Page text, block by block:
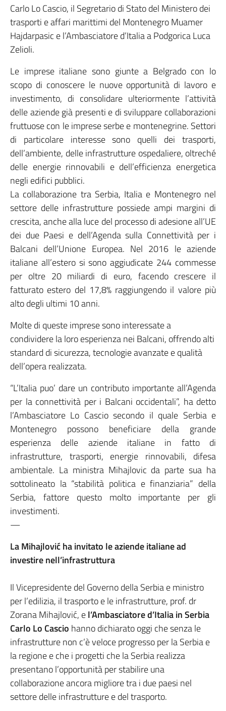
Carlo Lo Cascio, il Segretario di Stato del Ministero dei
trasporti e affari marittimi del Montenegro Muamer
Hajdarpasic e l’Ambasciatore d’Italia a Podgorica Luca
Zelioli.
Le imprese italiane sono giunte a Belgrado con lo
scopo di conoscere le nuove opportunità di lavoro e
investimento, di consolidare ulteriormente l’attività
delle aziende già presenti e di sviluppare collaborazioni
fruttuose con le imprese serbe e montenegrine. Settori
di particolare interesse sono quelli dei trasporti,
dell’ambiente, delle infrastrutture ospedaliere, oltreché
delle energie rinnovabili e dell’efficienza energetica
negli edifici pubblici.
La collaborazione tra Serbia, Italia e Montenegro nel
settore delle infrastrutture possiede ampi margini di
crescita, anche alla luce del processo di adesione all’UE
dei due Paesi e dell’Agenda sulla Connettività per i
Balcani dell’Unione Europea. Nel 2016 le aziende
italiane all’estero si sono aggiudicate 244 commesse
per oltre 20 miliardi di euro, facendo crescere il
fatturato estero del 17,8% raggiungendo il valore più
alto degli ultimi 10 anni.
Molte di queste imprese sono interessate a
condividere la loro esperienza nei Balcani, offrendo alti
standard di sicurezza, tecnologie avanzate e qualità
dell’opera realizzata.
“L’Italia puo’ dare un contributo importante all’Agenda
per la connettività per i Balcani occidentali”, ha detto
l’Ambasciatore Lo Cascio secondo il quale Serbia e
Montenegro possono beneficiare della grande
esperienza delle aziende italiane in fatto di
infrastrutture, trasporti, energie rinnovabili, difesa
ambientale. La ministra Mihajlovic da parte sua ha
sottolineato la “stabilità politica e finanziaria” della
Serbia, fattore questo molto importante per gli
investimenti.
—
La Mihajlović ha invitato le aziende italiane ad
investire nell’infrastruttura
Il Vicepresidente del Governo della Serbia e ministro
per l’edilizia, il trasporto e le infrastrutture, prof. dr
Zorana Mihajlović, el’Ambasciatore d’Italia in Serbia
Carlo Lo Cascio hanno dichiarato oggi che senza le
infrastrutture non c’è veloce progresso per la Serbia e
la regione e che i progetti che la Serbia realizza
presentano l’opportunità per stabilire una
collaborazione ancora migliore tra i due paesi nel
settore delle infrastrutture e del trasporto.